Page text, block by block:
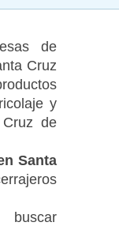
de
Cruz
y
de
Santa
buscar